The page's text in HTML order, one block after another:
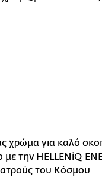
χρώμα για καλό
την HELLENiQ
του Κόσμου